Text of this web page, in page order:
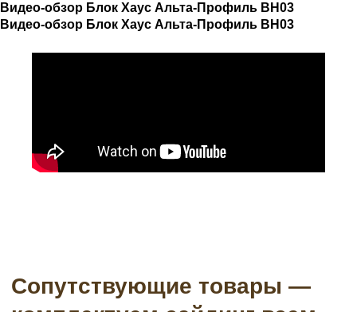
Видео-обзор Блок Хаус Альта-Профиль ВН03
Видео-обзор Блок Хаус Альта-Профиль ВН03